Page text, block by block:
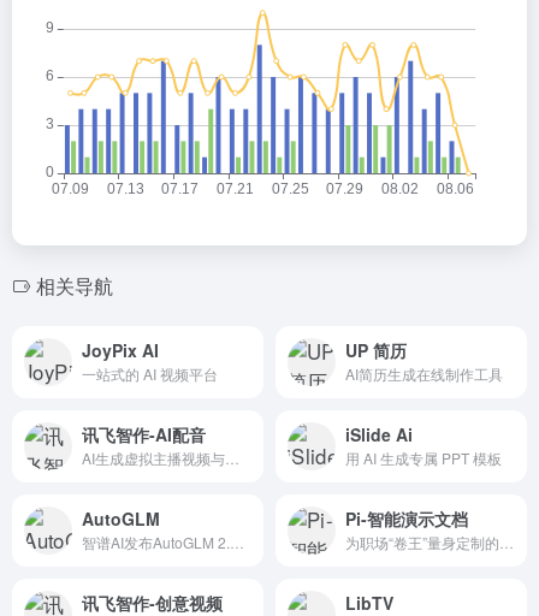
相关导航
JoyPix AI
一站式的 AI 视频平台
UP 简历
AI简历生成在线制作工具
讯飞智作-AI配音 iSlide Ai
用 AI 生成专属 PPT 模板
AutoGLM Pi-智能演示文档
讯飞智作-创意视频 LibTV